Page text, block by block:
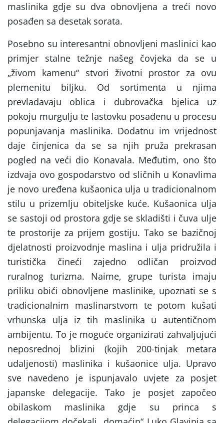
maslinika gdje su dva obnovljena a treći novo
posađen sa desetak sorata.
Posebno su interesantni obnovljeni maslinici kao
primjer stalne težnje našeg čovjeka da se u
„živom kamenu“ stvori životni prostor za ovu
plemenitu biljku. Od sortimenta u njima
prevladavaju oblica i dubrovačka bjelica uz
pokoju murgulju te lastovku posađenu u procesu
popunjavanja maslinika. Dodatnu im vrijednost
daje činjenica da se sa njih pruža prekrasan
pogled na veći dio Konavala. Međutim, ono što
izdvaja ovo gospodarstvo od sličnih u Konavlima
je novo uređena kušaonica ulja u tradicionalnom
stilu u prizemlju obiteljske kuće. Kušaonica ulja
se sastoji od prostora gdje se skladišti i čuva ulje
te prostorije za prijem gostiju. Tako se bazičnoj
djelatnosti proizvodnje maslina i ulja pridružila i
turistička čineći zajedno odličan proizvod
ruralnog turizma. Naime, grupe turista imaju
priliku obići obnovljene maslinike, upoznati se s
tradicionalnim maslinarstvom te potom kušati
vrhunska ulja iz tih maslinika u autentičnom
ambijentu. To je moguće organizirati zahvaljujući
neposrednoj blizini (kojih 200-tinjak metara
udaljenosti) maslinika i kušaonice ulja. Upravo
sve navedeno je ispunjavalo uvjete za posjet
japanske delegacije. Tako je posjet započeo
obilaskom maslinika gdje su princa s